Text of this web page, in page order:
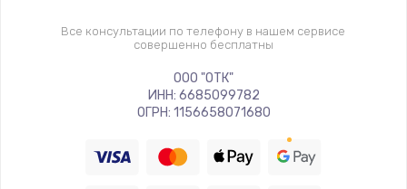
Все консультации по телефону в нашем сервисе
совершенно бесплатны
ООО "ОТК"
ИНН: 6685099782
ОГРН: 1156658071680